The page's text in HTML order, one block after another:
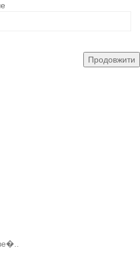
Продовжити